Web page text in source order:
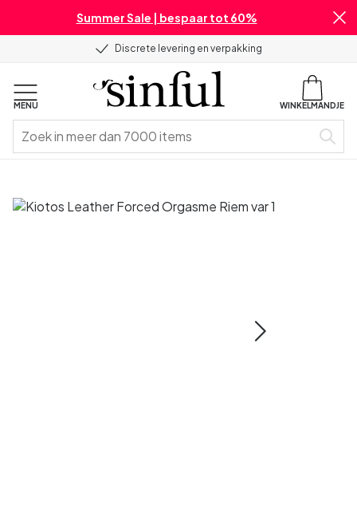
Summer Sale | bespaar tot 60%
Discrete levering en verpakking
MENU WINKELMANDJE